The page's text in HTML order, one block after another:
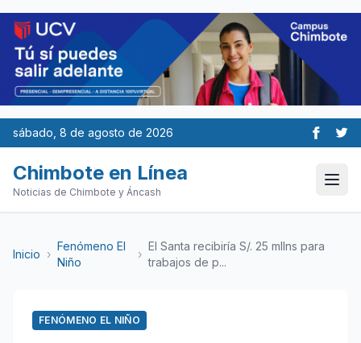
sábado, 8 de agosto de 2026
Chimbote en Línea
Noticias de Chimbote y Áncash
Inicio ›
Fenómeno El
Niño
›
El Santa recibiría S/. 25 mllns para
trabajos de p...
FENÓMENO EL NIÑO